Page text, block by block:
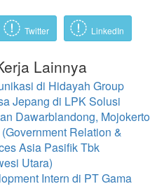
Twitter LinkedIn
Lainnya
di Hidayah Group
Jepang di LPK Solusi
Dawarblandong, Mojokerto
Relation &
Asia Pasifik Tbk
Utara)
Intern di PT Gama